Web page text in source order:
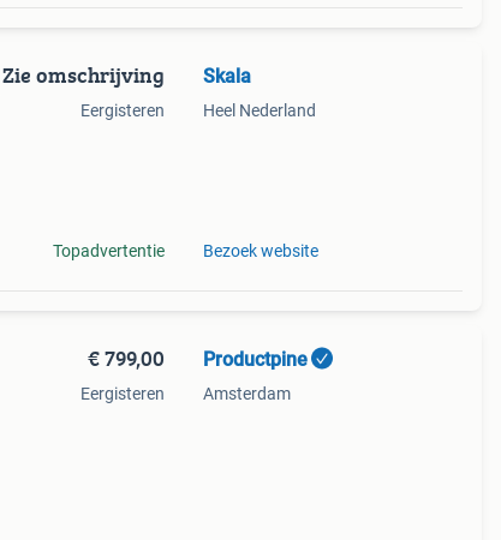
Zie omschrijving
Eergisteren
Topadvertentie
Skala
Heel Nederland
Bezoek website
€ 799,00
Eergisteren
Productpine
Amsterdam